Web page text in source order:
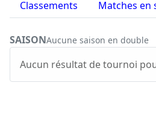
Classements Matches en
SAISONAucune saison en double
Aucun résultat de tournoi